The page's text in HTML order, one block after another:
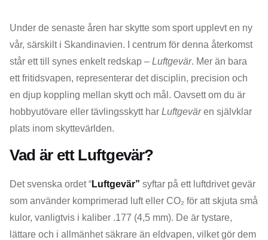
Under de senaste åren har skytte som sport upplevt en ny
vår, särskilt i Skandinavien. I centrum för denna återkomst
står ett till synes enkelt redskap – Luftgevär. Mer än bara
ett fritidsvapen, representerar det disciplin, precision och
en djup koppling mellan skytt och mål. Oavsett om du är
hobbyutövare eller tävlingsskytt har Luftgevären självklar
plats inom skyttevärlden.
Vad är ett Luftgevär?
Det svenska ordet “Luftgevär” syftar på ett luftdrivet gevär
som använder komprimerad luft eller CO₂ för att skjuta små
kulor, vanligtvis i kaliber .177 (4,5 mm). De är tystare,
lättare och i allmänhet säkrare än eldvapen, vilket gör dem